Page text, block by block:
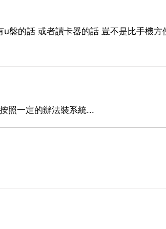
盤的話 或者讀卡器的話 豈不是比手機方
照一定的辦法裝系統...